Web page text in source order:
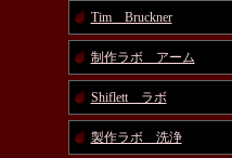
Tim Bruckner
制作ラボ アーム
Shiflett ラボ
製作ラボ 洗浄